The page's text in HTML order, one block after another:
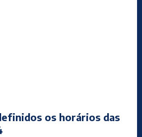
os horários das